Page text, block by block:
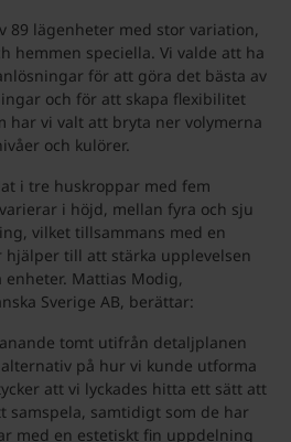
89 lägenheter med stor variation,
hemmen speciella. Vi valde att ha
för att göra det bästa av
och för att skapa flexibilitet
har vi valt att bryta ner volymerna
och kulörer.
i tre huskroppar med fem
i höjd, mellan fyra och sju
vilket tillsammans med en
till att stärka upplevelsen
Mattias Modig,
Sverige AB, berättar:
tomt utifrån detaljplanen
på hur vi kunde utforma
att vi lyckades hitta ett sätt att
samspela, samtidigt som de har
med en estetiskt fin uppdelning